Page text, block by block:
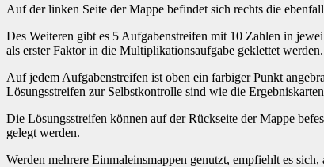
Auf der linken Seite der Mappe befindet sich rechts die
Des Weiteren gibt es 5 Aufgabenstreifen mit 10 Zahlen in
als erster Faktor in die Multiplikationsaufgabe geklettet werden.
Auf jedem Aufgabenstreifen ist oben ein farbiger Punkt
Lösungsstreifen zur Selbstkontrolle sind wie die
Die Lösungsstreifen können auf der Rückseite der Mappe
gelegt werden.
Werden mehrere Einmaleinsmappen genutzt, empfiehlt es